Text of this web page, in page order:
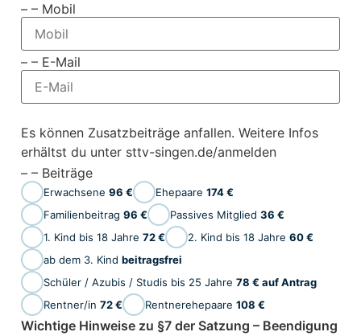
– – Mobil
– – E-Mail
Es können Zusatzbeiträge anfallen. Weitere Infos
erhältst du unter sttv-singen.de/anmelden
– – Beiträge
Erwachsene 96 € Ehepaare 174 €
Familienbeitrag 96 € Passives Mitglied 36 €
1. Kind bis 18 Jahre 72 € 2. Kind bis 18 Jahre 60 €
ab dem 3. Kind beitragsfrei
Schüler / Azubis / Studis bis 25 Jahre 78 € auf Antrag
Rentner/in 72 € Rentnerehepaare 108 €
Wichtige Hinweise zu §7 der Satzung – Beendigung